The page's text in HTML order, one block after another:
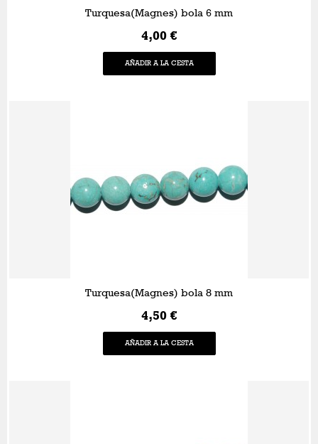
Turquesa(Magnes) bola 6 mm
4,00 €
AÑADIR A LA CESTA
Turquesa(Magnes) bola 8 mm
4,50 €
AÑADIR A LA CESTA